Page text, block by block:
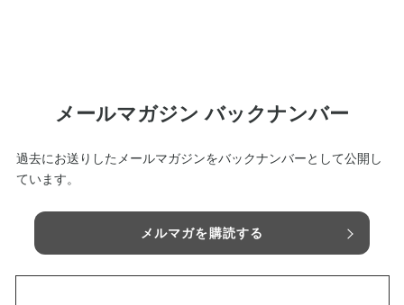
メールマガジン バックナンバー
過去にお送りしたメールマガジンをバックナンバーとして公開し
ています。
メルマガを購読する